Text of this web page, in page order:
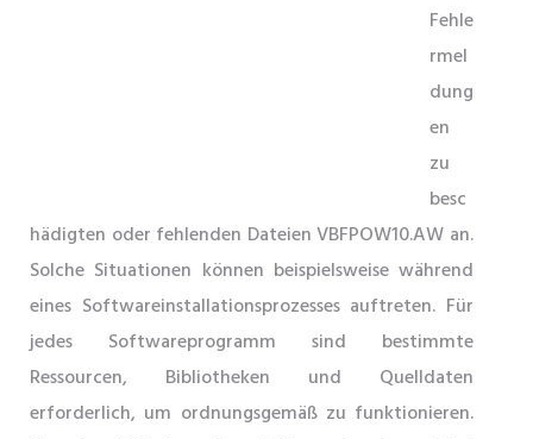
Fehle
rmel
dung
en
zu
besc
hädigten oder fehlenden Dateien VBFPOW10.AW an.
Solche Situationen können beispielsweise während
eines Softwareinstallationsprozesses auftreten. Für
jedes Softwareprogramm sind bestimmte
Ressourcen, Bibliotheken und Quelldaten
erforderlich, um ordnungsgemäß zu funktionieren.